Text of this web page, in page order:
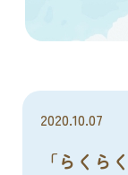
2020.10.07
「らくら